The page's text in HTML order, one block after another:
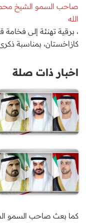
صاحب السمو الشيخ
الله
، برقية تهنئة إلى
كازاخستان، بمناسبة
اخبار ذات صلة
كما بعث صاحب السمو